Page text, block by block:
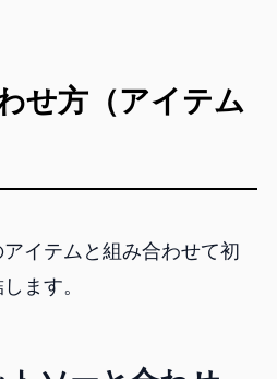
せ方（アイテム
イテムと組み合わせて初
ます。